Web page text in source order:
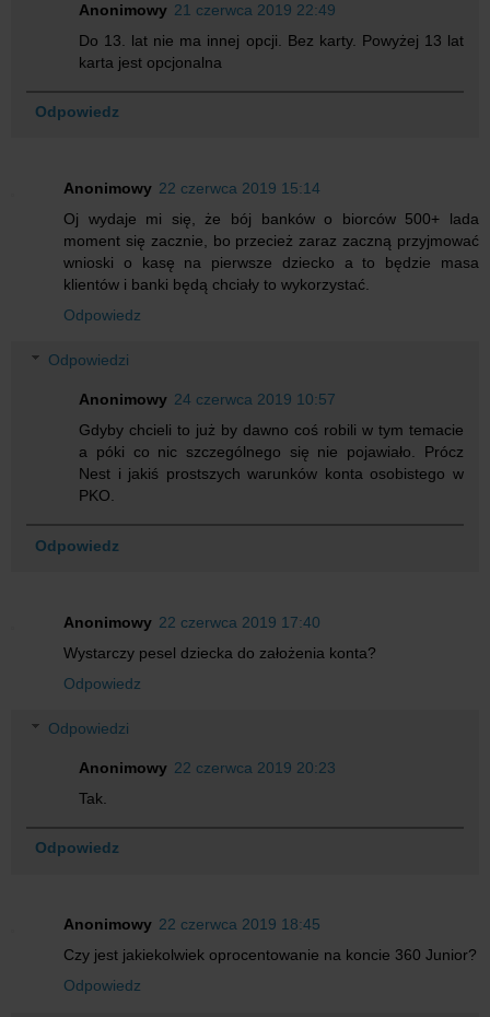
Anonimowy 21 czerwca 2019 22:49
Do 13. lat nie ma innej opcji. Bez karty. Powyżej 13 lat
karta jest opcjonalna
Odpowiedz
Anonimowy 22 czerwca 2019 15:14
Oj wydaje mi się, że bój banków o biorców 500+ lada
moment się zacznie, bo przecież zaraz zaczną przyjmować
wnioski o kasę na pierwsze dziecko a to będzie masa
klientów i banki będą chciały to wykorzystać.
Odpowiedz
Odpowiedzi
Anonimowy 24 czerwca 2019 10:57
Gdyby chcieli to już by dawno coś robili w tym temacie
a póki co nic szczególnego się nie pojawiało. Prócz
Nest i jakiś prostszych warunków konta osobistego w
PKO.
Odpowiedz
Anonimowy 22 czerwca 2019 17:40
Wystarczy pesel dziecka do założenia konta?
Odpowiedz
Odpowiedzi
Anonimowy 22 czerwca 2019 20:23
Tak.
Odpowiedz
Anonimowy 22 czerwca 2019 18:45
Czy jest jakiekolwiek oprocentowanie na koncie 360 Junior?
Odpowiedz